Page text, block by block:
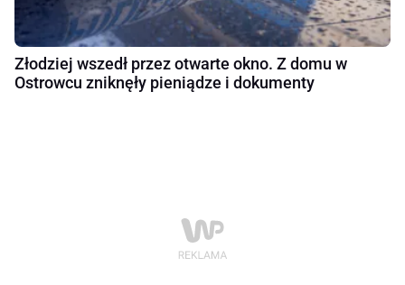
Złodziej wszedł przez otwarte okno. Z domu w
Ostrowcu zniknęły pieniądze i dokumenty